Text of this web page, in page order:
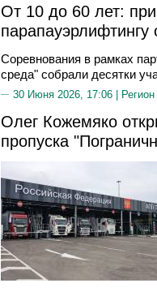
От 10 до 60 лет:
Соревнования в рамках
среда" собрали десятки
30 Июня 2026, 17:06 |
Олег Кожемяко
пропуска